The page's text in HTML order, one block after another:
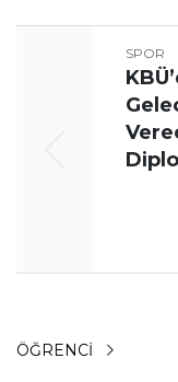
SPOR
ÖĞRENCI